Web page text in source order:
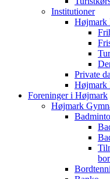
Institutioner
Højmark
Private
Højmark
Foreninger i Højmark
Højmark